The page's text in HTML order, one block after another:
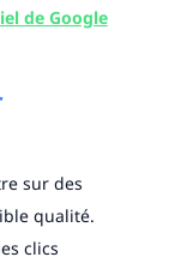
de Google
sur des
qualité.
clics